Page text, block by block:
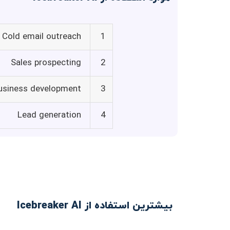
1
Cold email outreach
2
Sales prospecting
3
development
4
Lead generation
بیشترین استفاده از Icebreaker AI